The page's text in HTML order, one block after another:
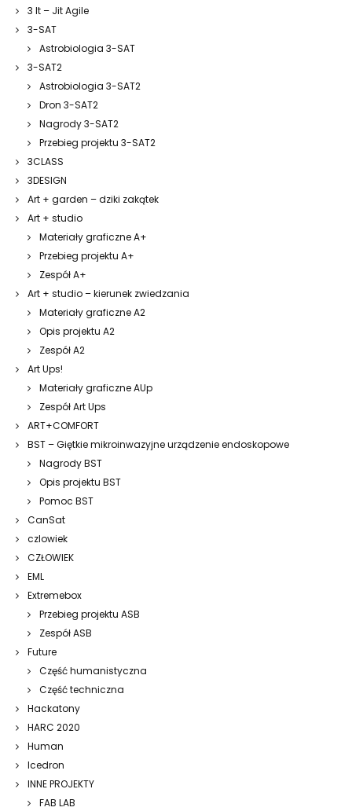
3 It – Jit Agile
3-SAT
Astrobiologia 3-SAT
3-SAT2
Astrobiologia 3-SAT2
Dron 3-SAT2
Nagrody 3-SAT2
Przebieg projektu 3-SAT2
3CLASS
3DESIGN
Art + garden – dziki zakątek
Art + studio
Materiały graficzne A+
Przebieg projektu A+
Zespół A+
Art + studio – kierunek zwiedzania
Materiały graficzne A2
Opis projektu A2
Zespół A2
Art Ups!
Materiały graficzne AUp
Zespół Art Ups
ART+COMFORT
BST – Giętkie mikroinwazyjne urządzenie endoskopowe
Nagrody BST
Opis projektu BST
Pomoc BST
CanSat
czlowiek
CZŁOWIEK
EML
Extremebox
Przebieg projektu ASB
Zespół ASB
Future
Część humanistyczna
Część techniczna
Hackatony
HARC 2020
Human
Icedron
INNE PROJEKTY
FAB LAB